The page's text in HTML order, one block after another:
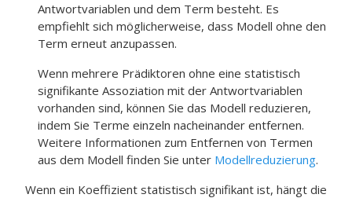
Antwortvariablen und dem Term besteht. Es
empfiehlt sich möglicherweise, dass Modell ohne den
Term erneut anzupassen.
Wenn mehrere Prädiktoren ohne eine statistisch
signifikante Assoziation mit der Antwortvariablen
vorhanden sind, können Sie das Modell reduzieren,
indem Sie Terme einzeln nacheinander entfernen.
Weitere Informationen zum Entfernen von Termen
aus dem Modell finden Sie unter Modellreduzierung.
Wenn ein Koeffizient statistisch signifikant ist, hängt die